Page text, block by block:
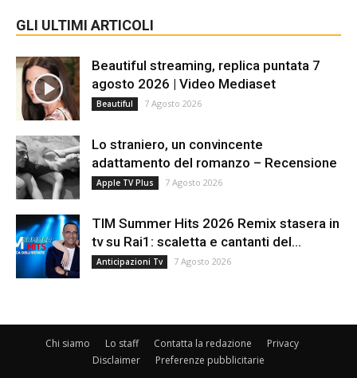
GLI ULTIMI ARTICOLI
Beautiful streaming, replica puntata 7
agosto 2026 | Video Mediaset
Beautiful 7 Agosto 2026
Lo straniero, un convincente
adattamento del romanzo – Recensione
Apple TV Plus 7 Agosto 2026
TIM Summer Hits 2026 Remix stasera in
tv su Rai1: scaletta e cantanti del...
Anticipazioni Tv 7 Agosto 2026
Chi siamo Lo staff Contatta la redazione
Privacy
Disclaimer
Preferenze pubblicitarie